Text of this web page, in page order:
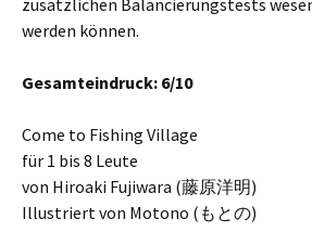
werden können.
Gesamteindruck: 6/10
Come to Fishing Village
für 1 bis 8 Leute
von Hiroaki Fujiwara (藤原洋明)
Illustriert von Motono (もとの)